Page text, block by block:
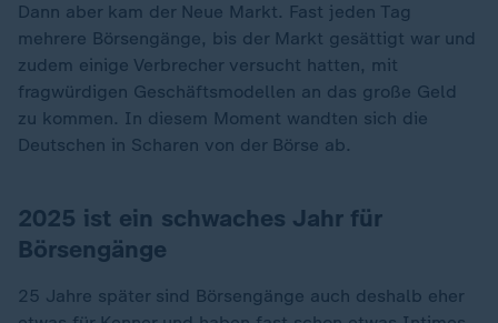
Dann aber kam der Neue Markt. Fast jeden Tag
mehrere Börsengänge, bis der Markt gesättigt war und
zudem einige Verbrecher versucht hatten, mit
fragwürdigen Geschäftsmodellen an das große Geld
zu kommen. In diesem Moment wandten sich die
Deutschen in Scharen von der Börse ab.
2025 ist ein schwaches Jahr für
Börsengänge
25 Jahre später sind Börsengänge auch deshalb eher